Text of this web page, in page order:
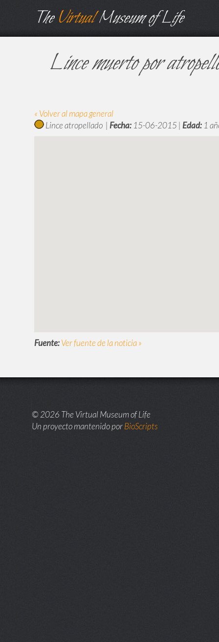
TheVirtualMuseum of Life
Lince muerto por
« Volver al mapa general
Lince atropellado | Fecha: 15-06-2015 | Edad: 1
Fuente:Ver fuente de la noticia »
© 2026 The Virtual Museum of Life
Un proyecto mantenido porBioScripts